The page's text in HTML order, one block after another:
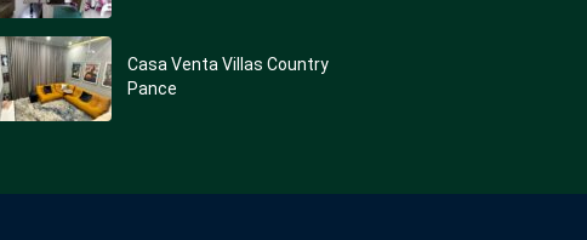
Casa Venta Villas Country
Pance